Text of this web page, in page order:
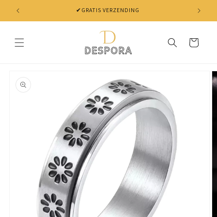
Skip to
content
Cart
product
information